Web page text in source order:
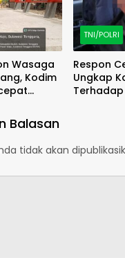
Wasaga
Kodim
TNI/POLRI
Respon
Ungkap
Terhadap
Balasan
tidak akan